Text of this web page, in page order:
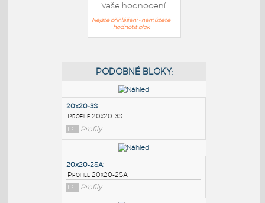
Vaše hodnocení:
Nejste přihlášeni - nemůžete
hodnotit blok